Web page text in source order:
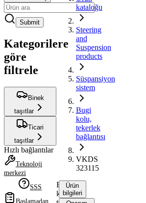
Submit
Kategorilere
göre
filtrele
Binek
taşıtlar
Ticari
taşıtlar
Hızlı bağlantılar
Teknoloji
merkezi
SSS
Başlamadan
kataloğu
Steering
and
Suspension
products
Süspansiyon
sistem
Bugi
kolu,
tekerlek
bağlantısı
VKDS
323115
Bugi
kolu,
Ürün
bilgileri